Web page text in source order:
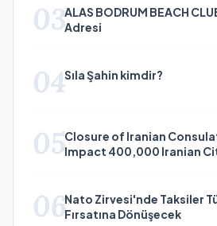
03ALAS BODRUM BEACH
Adresi
04Sıla Şahin kimdir?
05Closure of Iranian
Impact 400,000 Iranian
06Nato Zirvesi'nde Taksiler
Fırsatına Dönüşecek